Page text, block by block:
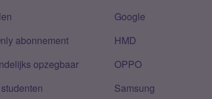
abonnement
opzegbaar
Google
HMD
OPPO
Samsung